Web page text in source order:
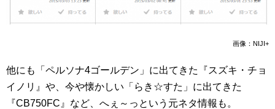
画像：NIJI+
他にも「ペルソナ4ゴールデン」に出てきた『スズキ・チョ
イノリ』や、今や懐かしい「らき☆すた」に出てきた
『CB750FC』など、へぇ～っという元ネタ情報も。